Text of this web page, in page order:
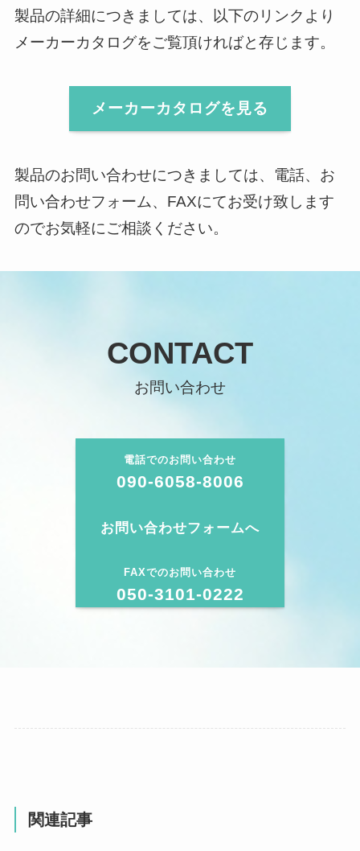
製品の詳細につきましては、以下のリンクより
メーカーカタログをご覧頂ければと存じます。
メーカーカタログを見る
製品のお問い合わせにつきましては、電話、お
問い合わせフォーム、FAXにてお受け致します
のでお気軽にご相談ください。
CONTACT
お問い合わせ
電話でのお問い合わせ
090-6058-8006
お問い合わせフォームへ
FAXでのお問い合わせ
050-3101-0222
関連記事